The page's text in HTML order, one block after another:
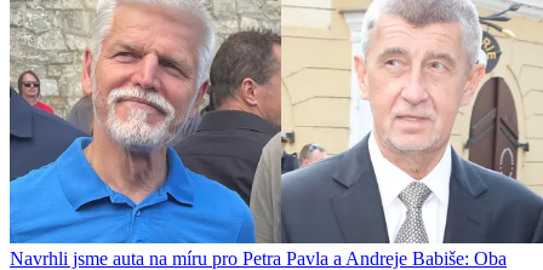
Navrhli jsme auta na míru pro Petra Pavla a Andreje Babiše: Oba